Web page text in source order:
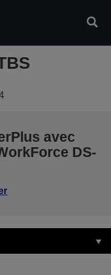
avec
DS-